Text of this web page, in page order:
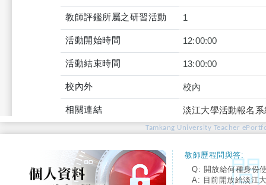
教師評鑑所屬之研習活動 1
活動開始時間 12:00:00
活動結束時間 13:00:00
校內外 校內
相關連結 淡江大學活動報名
Tamkang University Teacher
教師歷程問與答:
Q: 開放給何種身份
A: 目前開放給淡江